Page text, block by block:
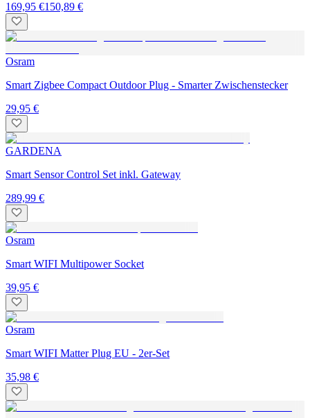
169,95 €150,89 €
Osram
Smart Zigbee Compact Outdoor Plug - Smarter Zwischenstecker
29,95 €
GARDENA
Smart Sensor Control Set inkl. Gateway
289,99 €
Osram
Smart WIFI Multipower Socket
39,95 €
Osram
Smart WIFI Matter Plug EU - 2er-Set
35,98 €